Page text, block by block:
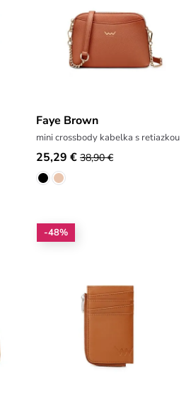
Faye Brown
mini crossbody kabelka s retiazkou
25,29 € 38,90 €
-48%